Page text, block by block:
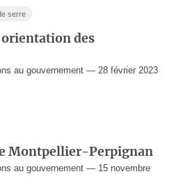
serre
des
au gouvernement — 28 février 2023
Montpellier-Perpignan
au gouvernement — 15 novembre